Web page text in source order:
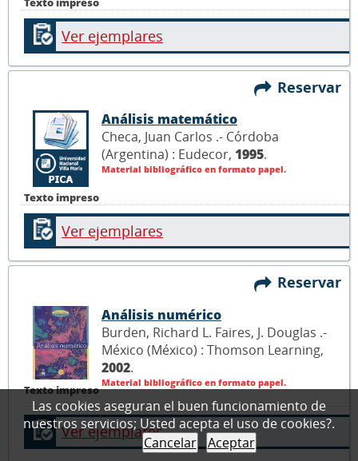
Ver ejemplares
Reservar
Texto impreso
Análisis matemático
Checa, Juan Carlos .- Córdoba
(Argentina) : Eudecor, 1995.
Material bibliográfico en formato papel.
Ver ejemplares
Reservar
Texto impreso
Análisis numérico
Burden, Richard L. Faires, J. Douglas .-
México (México) : Thomson Learning,
2002.
Material bibliográfico en formato papel.
Ver ejemplares
Las cookies aseguran el buen funcionamiento de
nuestros servicios; Usted acepta el uso de cookies?.
Cancelar
Aceptar